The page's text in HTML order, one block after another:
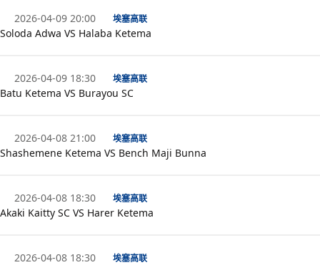
2026-04-09 20:00 埃塞高联
Soloda Adwa VS Halaba Ketema
2026-04-09 18:30 埃塞高联
Batu Ketema VS Burayou SC
2026-04-08 21:00 埃塞高联
Shashemene Ketema VS Bench Maji Bunna
2026-04-08 18:30 埃塞高联
Akaki Kaitty SC VS Harer Ketema
2026-04-08 18:30 埃塞高联